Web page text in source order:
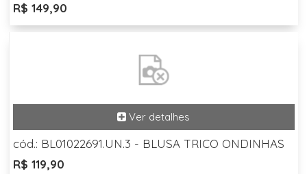
R$ 149,90
cód.: BL01022691.UN.3 - BLUSA TRICO ONDINHAS
R$ 119,90